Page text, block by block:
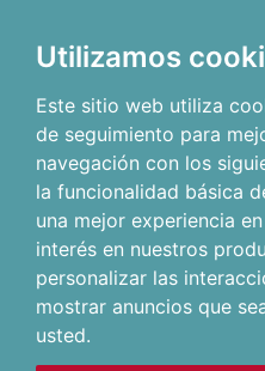
Utilizamos
Este sitio web utiliza
de seguimiento para
navegación con los
la funcionalidad básica
una mejor experiencia
interés en nuestros
personalizar las
mostrar anuncios que
usted.